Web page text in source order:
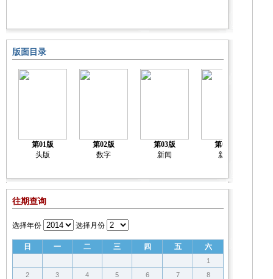
版面目录
第01版
头版
第02版
数字
第03版
新闻
第04版
新闻
往期查询
选择年份 选择月份
日 一 二 三 四 五 六
1
2
3 4 5 6 7
8